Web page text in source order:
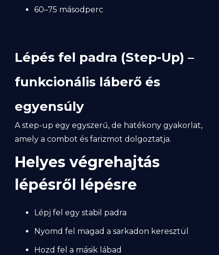
60–75 másodperc
Lépés fel padra (Step-Up) –
funkcionális láberő és
egyensúly
A step-up egy egyszerű, de hatékony gyakorlat,
amely a combot és farizmot dolgoztatja.
Helyes végrehajtás
lépésről lépésre
Lépj fel egy stabil padra
Nyomd fel magad a sarkadon keresztül
Hozd fel a másik lábad